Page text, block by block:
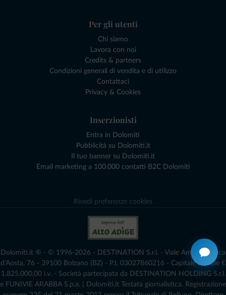
Per gli utenti
Chi siamo
Lavora con noi
Credits & partners
Condizioni generali di vendita e di utilizzo
Contattaci
Privacy & Cookies
Inserzionisti
Entra in Dolomiti
Pubblicità su Dolomiti.it
Il tuo banner su Dolomiti.it
Email marketing a 100.000 contatti B2C Dolomiti
Rivedi preferenze cookies
Dolomiti.it ® - © 1996-2026 - DESTINATION S.r.l. - Viale Amedeo Duca
d'Aosta, 76 - 39100 Bolzano (BZ) - P.I. 03027860216 - Capitale Sociale €
1.825.000,00 i.v. - Società partecipata da DESTINATION HOLDING S.r.l.
e FUNIVIE ARABBA S.p.a. | Dolomiti.it Testata giornalistica. Registrazione